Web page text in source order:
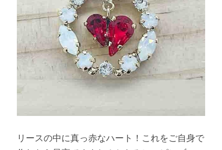
リースの中に真っ赤なハート！これをご自身で